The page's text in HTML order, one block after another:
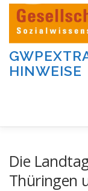
Zum
Inhalt
springen
HINWEISE
Die
Thüringen